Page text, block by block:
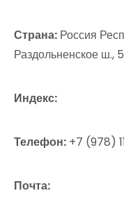
Страна: Россия
Раздольненское ш.,
Индекс:
Телефон: +7 (978)
Почта: